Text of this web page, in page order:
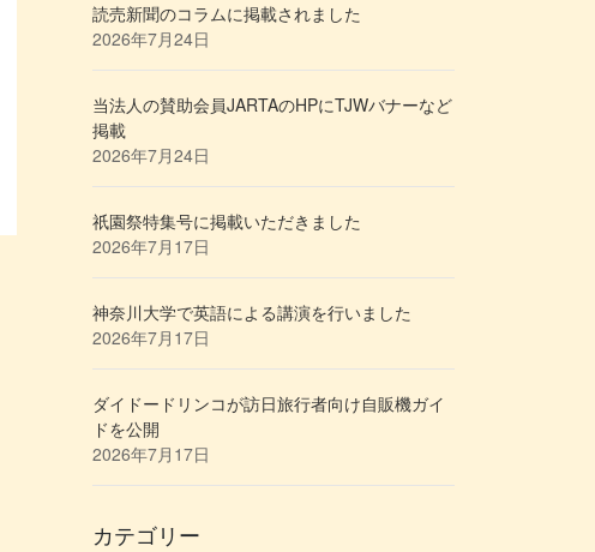
読売新聞のコラムに掲載されました
2026年7月24日
当法人の賛助会員JARTAのHPにTJWバナーなど
掲載
2026年7月24日
祇園祭特集号に掲載いただきました
2026年7月17日
神奈川大学で英語による講演を行いました
2026年7月17日
ダイドードリンコが訪日旅行者向け自販機ガイ
ドを公開
2026年7月17日
カテゴリー